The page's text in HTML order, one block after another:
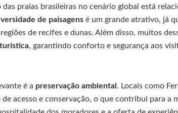
praias brasileiras no cenário global está
de paisagens é um grande atrativo, já
de recifes e dunas. Além disso, muitos
, garantindo conforto e segurança aos
é a preservação ambiental . Locais como
acesso e conservação, o que contribui para a